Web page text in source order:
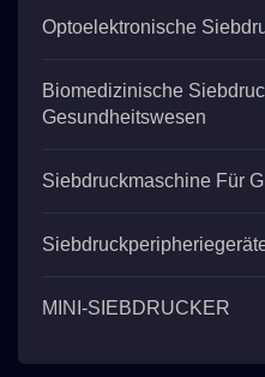
Optoelektronische
Biomedizinische
Gesundheitswesen
Siebdruckmaschine Für
MINI-SIEBDRUCKER